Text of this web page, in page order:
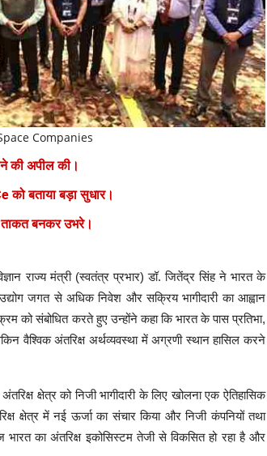
Companies
की अपील की।
को बताया बड़ा सुधार।
बनकर उभरे।
विज्ञान राज्य मंत्री (स्वतंत्र प्रभार) डॉ. जितेंद्र सिंह ने भारत के
जगत से अधिक निवेश और सक्रिय भागीदारी का आह्वान
को संबोधित करते हुए उन्होंने कहा कि भारत के पास प्रतिभा,
वैश्विक अंतरिक्ष अर्थव्यवस्था में अग्रणी स्थान हासिल करने
क्षेत्र को निजी भागीदारी के लिए खोलना एक ऐतिहासिक
क्षेत्र में नई ऊर्जा का संचार किया और निजी कंपनियों तथा
का अंतरिक्ष इकोसिस्टम तेजी से विकसित हो रहा है और